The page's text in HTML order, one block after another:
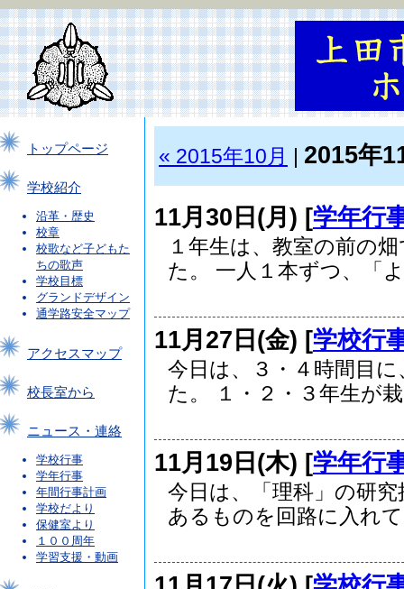
トップページ
学校紹介
沿革・歴史
校章
校歌など子どもた
ちの歌声
学校目標
グランドデザイン
通学路安全マップ
アクセスマップ
校長室から
ニュース・連絡
学校行事
学年行事
年間行事計画
学校だより
保健室より
１００周年
学習支援・動画
« 2015年10月 2015年
11月30日(月) [学年行
１年生は、教室の前の
た。 一人１本ずつ、「
11月27日(金) [学校行
今日は、３・４時間目
た。 １・２・３年生が
11月19日(木) [学年行
今日は、「理科」の研
あるものを回路に入れ